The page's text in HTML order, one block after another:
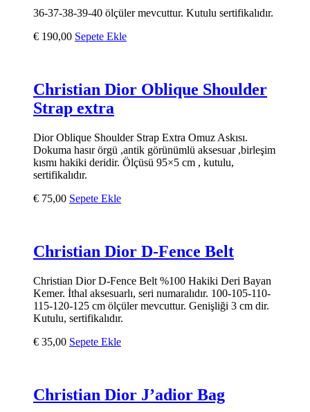
36-37-38-39-40 ölçüler mevcuttur. Kutulu sertifikalıdır.
€ 190,00 Sepete Ekle
Christian Dior Oblique Shoulder
Strap extra
Dior Oblique Shoulder Strap Extra Omuz Askısı.
Dokuma hasır örgü ,antik görünümlü aksesuar ,birleşim
kısmı hakiki deridir. Ölçüsü 95×5 cm , kutulu,
sertifikalıdır.
€ 75,00 Sepete Ekle
Christian Dior D-Fence Belt
Christian Dior D-Fence Belt %100 Hakiki Deri Bayan
Kemer. İthal aksesuarlı, seri numaralıdır. 100-105-110-
115-120-125 cm ölçüler mevcuttur. Genişliği 3 cm dir.
Kutulu, sertifikalıdır.
€ 35,00 Sepete Ekle
Christian Dior J’adior Bag